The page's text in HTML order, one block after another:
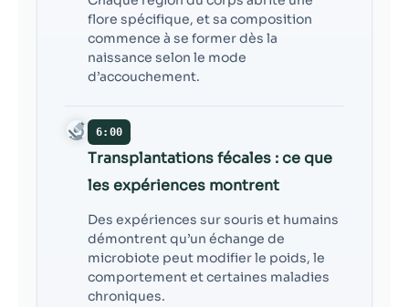
flore spécifique, et sa composition
commence à se former dès la
naissance selon le mode
d’accouchement.
6:00
Transplantations fécales : ce que
les expériences montrent
Des expériences sur souris et humains
démontrent qu’un échange de
microbiote peut modifier le poids, le
comportement et certaines maladies
chroniques.